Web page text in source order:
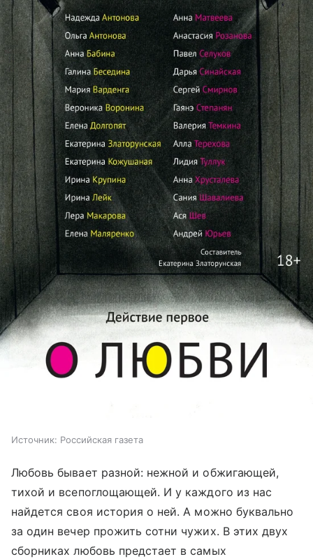
Источник: Российская газета
Любовь бывает разной: нежной и обжигающей,
тихой и всепоглощающей. И у каждого из нас
найдется своя история о ней. А можно буквально
за один вечер прожить сотни чужих. В этих двух
сборниках любовь предстает в самых